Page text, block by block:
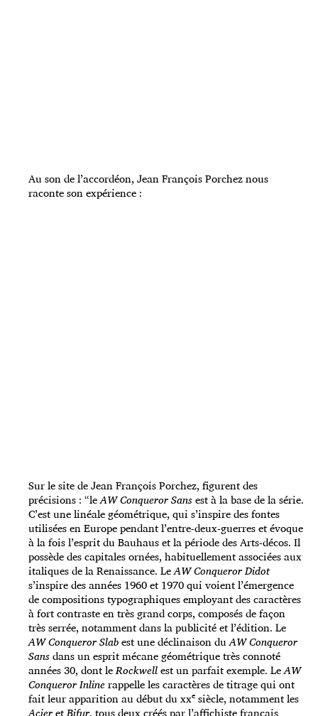
Au son de l’accordéon, Jean François Porchez nous
raconte son expérience :
Sur le site de Jean François Porchez, figurent des
précisions : “leAW Conqueror Sansest à la base de la série.
C’est une linéale géométrique, qui s’inspire des fontes
utilisées en Europe pendant l’entre-deux-guerres et évoque
à la fois l’esprit du Bauhaus et la période des Arts-décos. Il
possède des capitales ornées, habituellement associées aux
italiques de la Renaissance. LeAW Conqueror Didot
s’inspire des années 1960 et 1970 qui voient l’émergence
de compositions typographiques employant des caractères
à fort contraste en très grand corps, composés de façon
très serrée, notamment dans la publicité et l’édition. Le
AW Conqueror Slabest une déclinaison duAW Conqueror
Sansdans un esprit mécane géométrique très connoté
années 30, dont leRockwellest un parfait exemple. LeAW
Conqueror Inlinerappelle les caractères de titrage qui ont
fait leur apparition au début du xxe siècle, notamment les